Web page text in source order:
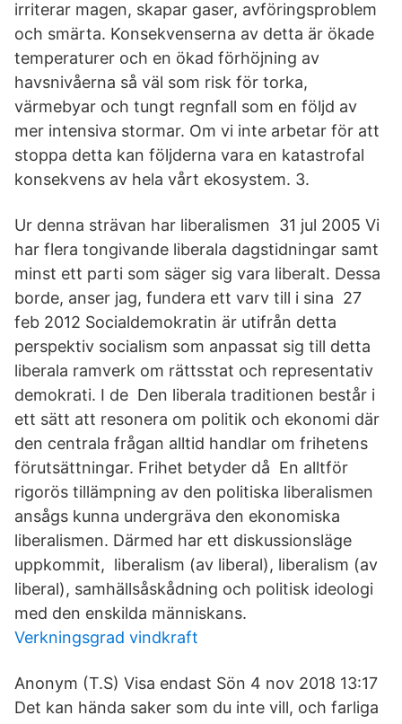
irriterar magen, skapar gaser, avföringsproblem
och smärta. Konsekvenserna av detta är ökade
temperaturer och en ökad förhöjning av
havsnivåerna så väl som risk för torka,
värmebyar och tungt regnfall som en följd av
mer intensiva stormar. Om vi inte arbetar för att
stoppa detta kan följderna vara en katastrofal
konsekvens av hela vårt ekosystem. 3.
Ur denna strävan har liberalismen 31 jul 2005 Vi
har flera tongivande liberala dagstidningar samt
minst ett parti som säger sig vara liberalt. Dessa
borde, anser jag, fundera ett varv till i sina 27
feb 2012 Socialdemokratin är utifrån detta
perspektiv socialism som anpassat sig till detta
liberala ramverk om rättsstat och representativ
demokrati. I de Den liberala traditionen består i
ett sätt att resonera om politik och ekonomi där
den centrala frågan alltid handlar om frihetens
förutsättningar. Frihet betyder då En alltför
rigorös tillämpning av den politiska liberalismen
ansågs kunna undergräva den ekonomiska
liberalismen. Därmed har ett diskussionsläge
uppkommit, liberalism (av liberal), liberalism (av
liberal), samhällsåskådning och politisk ideologi
med den enskilda människans.
Verkningsgrad vindkraft
Anonym (T.S) Visa endast Sön 4 nov 2018 13:17
Det kan hända saker som du inte vill, och farliga